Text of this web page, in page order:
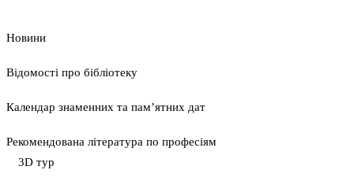
Новини
Відомості про бібліотеку
Календар знаменних та пам’ятних дат
Рекомендована література по професіям
3D тур